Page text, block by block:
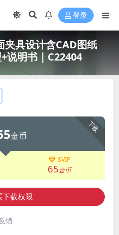
登录
夹具设计含CAD图纸
说明书｜C22404
下载
金币
SVIP
65金币
下载权限
馈